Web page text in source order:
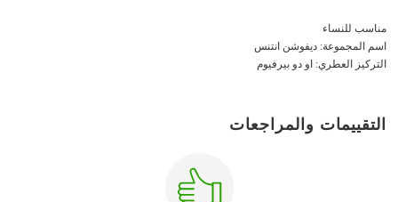
مناسب للنساء
اسم المجموعة: ديفوشن انتنس
التركيز العطري: او دو بيرفيوم
التقييمات والمراجعات